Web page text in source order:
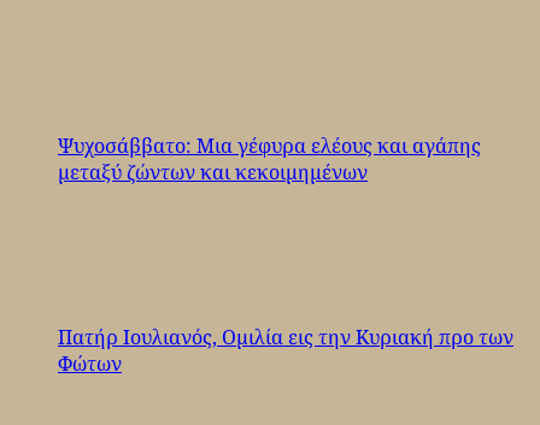
Ψυχοσάββατο: Μια γέφυρα ελέους και αγάπης
μεταξύ ζώντων και κεκοιμημένων
Πατήρ Ιουλιανός, Ομιλία εις την Κυριακή προ των
Φώτων